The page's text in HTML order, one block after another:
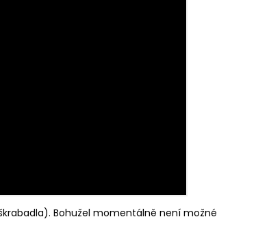
Bohužel momentálně není možné